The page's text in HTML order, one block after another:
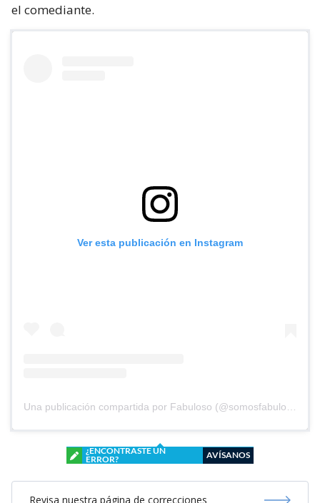
el comediante.
Ver esta publicación en Instagram
Una publicación compartida por Fabuloso (@somosfabuloso)
¿ENCONTRASTE UN
ERROR?
AVÍSANOS
Revisa nuestra página de correcciones